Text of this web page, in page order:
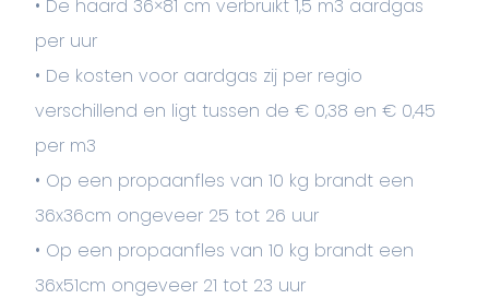
• De haard 36×81 cm verbruikt 1,5 m3 aardgas
per uur
• De kosten voor aardgas zij per regio
verschillend en ligt tussen de € 0,38 en € 0,45
per m3
• Op een propaanfles van 10 kg brandt een
36x36cm ongeveer 25 tot 26 uur
• Op een propaanfles van 10 kg brandt een
36x51cm ongeveer 21 tot 23 uur